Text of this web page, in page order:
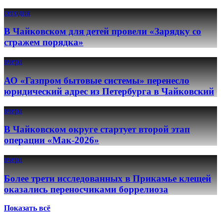
сегодня
В Чайковском для детей провели «Зарядку со
стражем порядка»
вчера
АО «Газпром бытовые системы» перенесло
юридический адрес из Петербурга в Чайковский
вчера
В Чайковском округе стартует второй этап
операции «Мак-2026»
вчера
Более трети исследованных в Прикамье клещей
оказались переносчиками боррелиоза
Показать всё